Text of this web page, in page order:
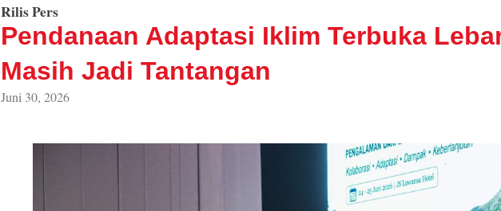
Rilis Pers
Pendanaan Adaptasi Iklim Terbuka
Masih Jadi Tantangan
Juni 30, 2026